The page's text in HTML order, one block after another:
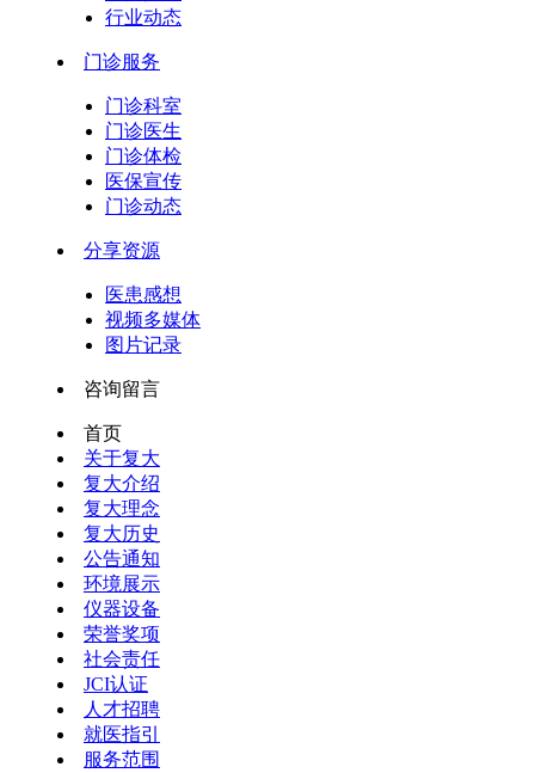
行业动态
门诊服务
门诊科室
门诊医生
门诊体检
医保宣传
门诊动态
分享资源
医患感想
视频多媒体
图片记录
咨询留言
首页
关于复大
复大介绍
复大理念
复大历史
公告通知
环境展示
仪器设备
荣誉奖项
社会责任
JCI认证
人才招聘
就医指引
服务范围